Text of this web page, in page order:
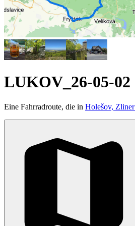
LUKOV_26-05-02
Eine Fahrradroute, die in Holešov,